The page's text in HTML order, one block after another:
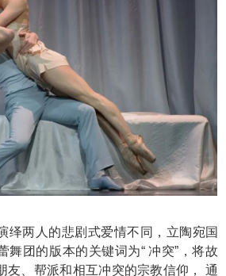
两人的悲剧式爱情不同，立陶宛国
舞团的版本的关键词为“ 冲突”，将故
友、帮派和相互冲突的宗教信仰， 通